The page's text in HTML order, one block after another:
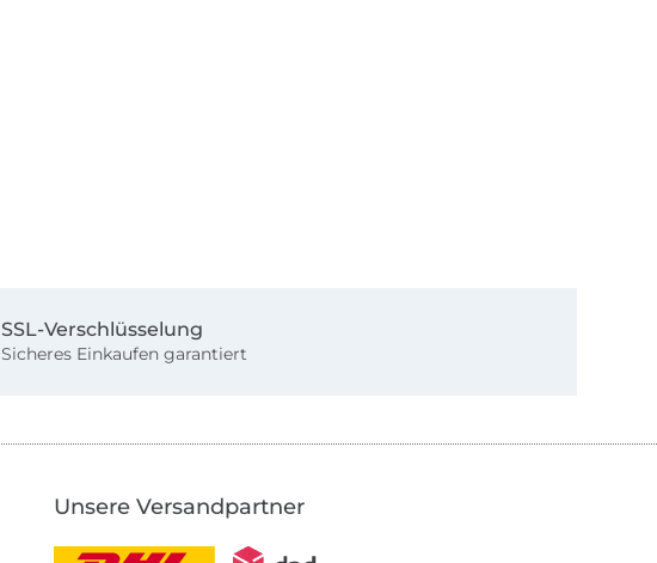
SSL-Verschlüsselung
Sicheres Einkaufen garantiert
Unsere Versandpartner